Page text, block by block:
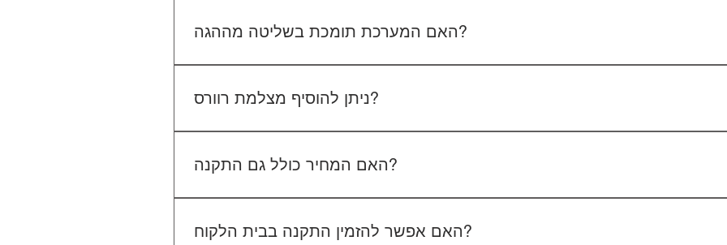
האם המערכת תומכת בשליטה מההגה?
אלינו לפני ההתקנה.
ניתן להוסיף מצלמת רוורס?
האם המחיר כולל גם התקנה?
האם אפשר להזמין התקנה בבית הלקוח?